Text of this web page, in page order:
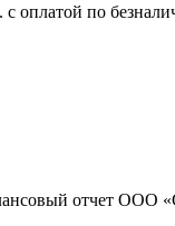
по
отчет ООО